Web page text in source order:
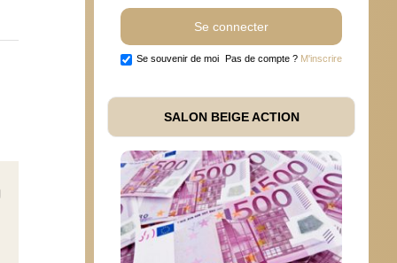
Se souvenir de moi Pas de compte ? M'inscrire
SALON BEIGE ACTION